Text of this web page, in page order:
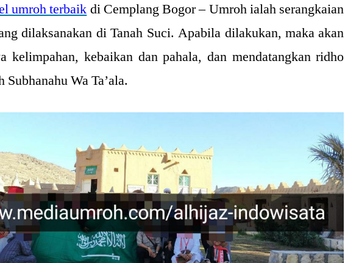
umroh terbaik di Cemplang Bogor – Umroh ialah serangkaian
dilaksanakan di Tanah Suci. Apabila dilakukan, maka akan
kelimpahan, kebaikan dan pahala, dan mendatangkan ridho
Wa Ta’ala.